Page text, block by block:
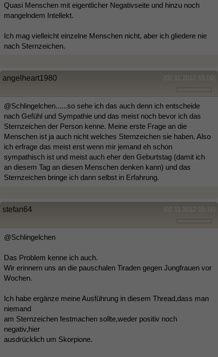
Quasi Menschen mit eigentlicher Negativseite und hinzu noch
mangelndem Intellekt.
Ich mag vielleicht einzelne Menschen nicht, aber ich gliedere nie
nach Sternzeichen.
(02.11.2012 15:09)
angelheart1980
@Schlingelchen......so sehe ich das auch denn ich entscheide
nach Gefühl und Sympathie und das meist noch bevor ich das
Sternzeichen der Person kenne. Meine erste Frage an die
Menschen ist ja auch nicht welches Sternzeichen sie haben. Also
ich erfrage das meist erst wenn mir jemand eh schon
sympathisch ist und meist auch eher den Geburtstag (damit ich
an diesem Tag an diesen Menschen denken kann) und das
Sternzeichen bringe ich dann selbst in Erfahrung.
(02.11.2012 15:16)
stefan64
@Schlingelchen
Das Problem kenne ich auch.
Wir erinnern uns an die pauschalen Tiraden gegen Jungfrauen vor
Wochen.
Ich habe ergänze meine Ausführung in diesem Thread,dass man
niemand
am Sternzeichen festmachen sollte,weder positiv noch
negativ,hier
ausdrücklich um Skorpione.